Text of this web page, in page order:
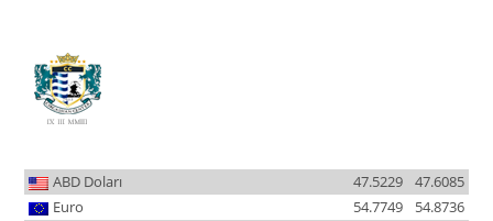
ABD Doları 47.6085
47.5229
Euro
54.8736
54.7749